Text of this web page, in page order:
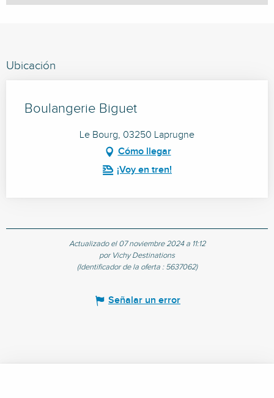
Ubicación
Boulangerie Biguet
Le Bourg, 03250 Laprugne
Cómo llegar
¡Voy en tren!
Actualizado el 07 noviembre 2024 a 11:12
por Vichy Destinations
(Identificador de la oferta : 5637062)
Señalar un error